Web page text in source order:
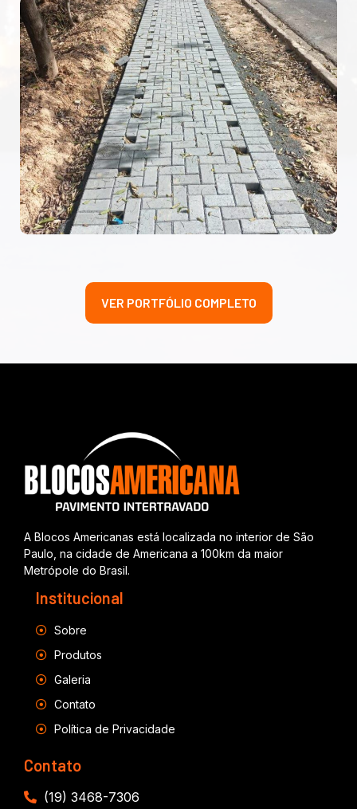
VER PORTFÓLIO COMPLETO
A Blocos Americanas está localizada no interior de São
Paulo, na cidade de Americana a 100km da maior
Metrópole do Brasil.
Institucional
Sobre
Produtos
Galeria
Contato
Política de Privacidade
Contato
(19) 3468-7306